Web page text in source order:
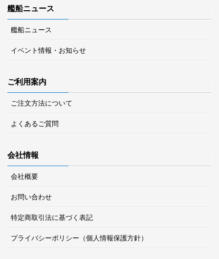
艦船ニュース
艦船ニュース
イベント情報・お知らせ
ご利用案内
ご注文方法について
よくあるご質問
会社情報
会社概要
お問い合わせ
特定商取引法に基づく表記
プライバシーポリシー（個人情報保護方針）